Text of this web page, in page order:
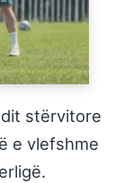
stërvitore
e vlefshme